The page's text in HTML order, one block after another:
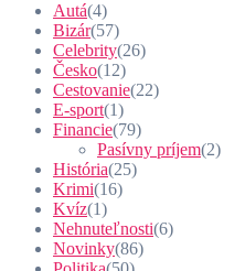
Autá(4)
Bizár(57)
Celebrity(26)
Česko(12)
Cestovanie(22)
E-sport(1)
Financie(79)
Pasívny príjem(2)
História(25)
Krimi(16)
Kvíz(1)
Nehnuteľnosti(6)
Novinky(86)